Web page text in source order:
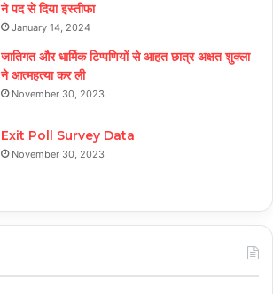
ने पद से दिया इस्तीफा
January 14, 2024
जातिगत और धार्मिक टिप्पणियों से आहत छात्र अक्षत शुक्ला
ने आत्महत्या कर ली
November 30, 2023
Exit Poll Survey Data
November 30, 2023